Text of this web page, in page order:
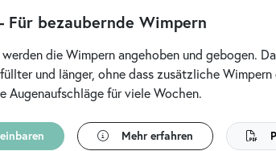
Für bezaubernde Wimpern
die Wimpern angehoben und gebogen.
und länger, ohne dass zusätzliche
Augenaufschläge für viele Wochen.
Mehr erfahren